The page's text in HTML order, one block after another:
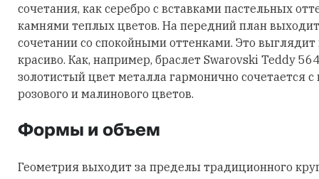
сочетания, как серебро с вставками пастельных
камнями теплых цветов. На передний план
сочетании со спокойными оттенками. Это
красиво. Как, например, браслет Swarovski Teddy
золотистый цвет металла гармонично сочетается
розового и малинового цветов.
Формы и объем
Геометрия выходит за пределы традиционного